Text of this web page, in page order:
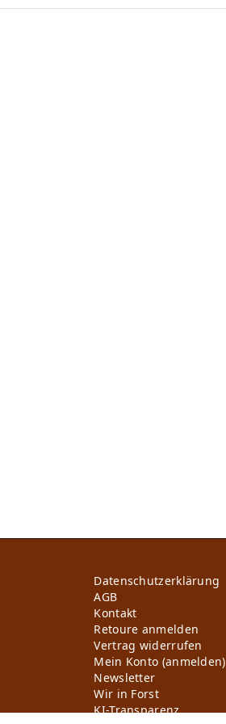
Daten­schutz­erklärung
AGB
Kontakt
Retoure anmelden
Vertrag widerrufen
Mein Konto (anmelden)
Newsletter
Wir in Forst
KI-Transparenz